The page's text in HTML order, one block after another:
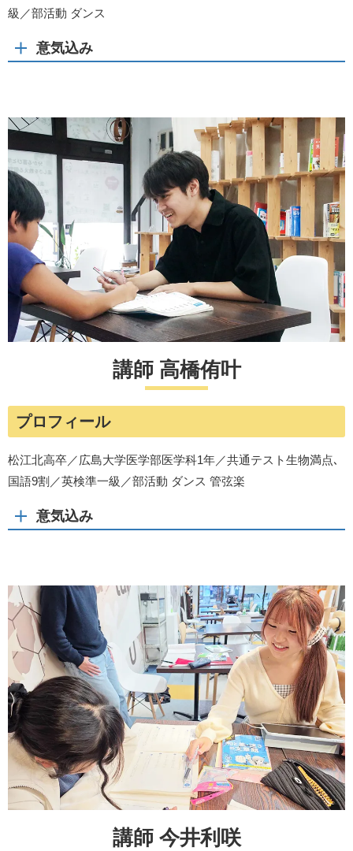
級／部活動 ダンス
意気込み
講師 高橋侑叶
プロフィール
松江北高卒／広島大学医学部医学科1年／共通テスト生物満点､
国語9割／英検準一級／部活動 ダンス 管弦楽
意気込み
講師 今井利咲